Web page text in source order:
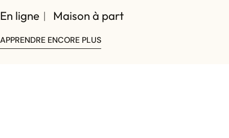
Partagez cet article
En ligne︱ Maison à part
APPRENDRE ENCORE PLUS